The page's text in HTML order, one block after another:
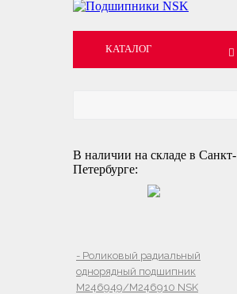
КАТАЛОГ
В наличии на складе в Санкт-
Петербурге:
- Роликовый радиальный
однорядный подшипник
M246949/M246910 NSK